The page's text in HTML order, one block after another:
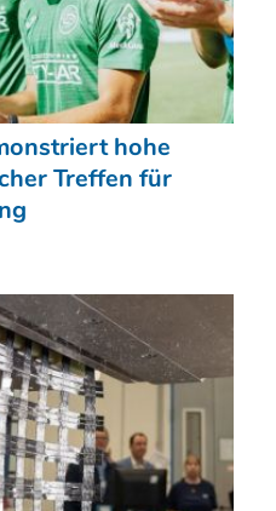
hohe
Treffen für